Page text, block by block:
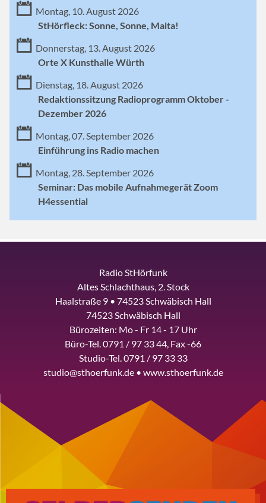
Montag, 10. August 2026
StHörfleck: Sonne, Sonne, Malta!
Donnerstag, 13. August 2026
Orte X Kunsthalle Würth
Dienstag, 18. August 2026
Redaktionssitzung Radioprogramm Oktober -
Dezember 2026
Montag, 07. September 2026
Einführung ins Radio machen
Montag, 28. September 2026
Seminar: Das mobile Aufnahmegerät Zoom
H4essential
Radio StHörfunk
Altes Schlachthaus, 2. Stock
Haalstraße 9 • 74523 Schwäbisch Hall
74523 Schwäbisch Hall
Bürozeiten: Mo - Fr 14 - 17 Uhr
Büro-Tel. 0791 / 97 33 44, Fax -66
Studio-Tel. 0791 / 97 33 33
studio@sthoerfunk.de • www.sthoerfunk.de